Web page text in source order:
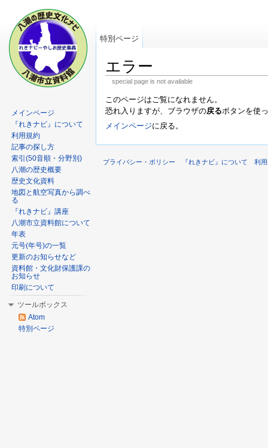
エラー
special page is not available
このページはご覧になれません。
恐れ入りますが、ブラウザの戻るボタンを使
メインページに戻る。
特別ページ
メインページ
『れきナビ』について
利用規約
記事の探し方
索引(50音順・分野別)
八潮の歴史概要
歴史文化資料
地図と航空写真から調べ
る
『れきナビ』講座
八潮市立資料館について
年表
元号(年号)の一覧
更新のお知らせなど
資料館・文化財保護課の
お知らせ
印刷について
ツールボックス
Atom
特別ページ
プライバシー・ポリシー 『れきナビ』について 利